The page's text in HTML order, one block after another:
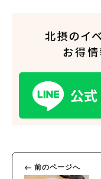
前のページへ